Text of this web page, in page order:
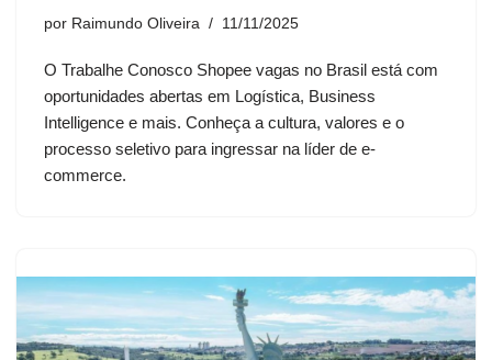
por Raimundo Oliveira 11/11/2025
O Trabalhe Conosco Shopee vagas no Brasil está com
oportunidades abertas em Logística, Business
Intelligence e mais. Conheça a cultura, valores e o
processo seletivo para ingressar na líder de e-
commerce.